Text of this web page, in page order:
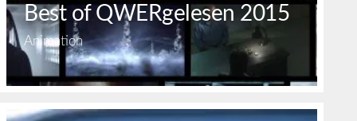
Best of QWERgelesen 2015
Animation